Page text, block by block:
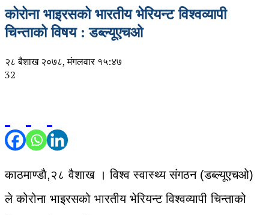
कोरोना भाइरसको भारतीय भेरियन्ट विश्वव्यापी
चिन्ताको विषय : डब्ल्यूएचओ
२८ बैशाख २०७८, मंगलवार १५:४७
32
काठमाण्डाै,२८ वैशाख । विश्व स्वास्थ्य संगठन (डब्ल्यूएचओ)
ले कोरोना भाइरसको भारतीय भेरियन्ट विश्वव्यापी चिन्ताको